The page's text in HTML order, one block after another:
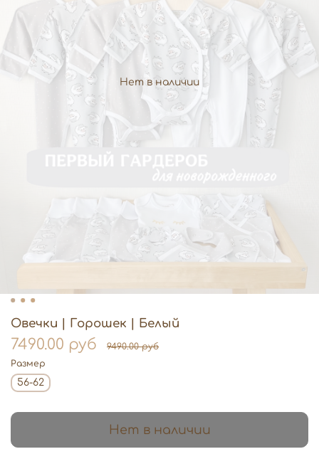
Нет в наличии
Овечки | Горошек | Белый
7490.00 руб
9490.00 руб
Размер
56-62
Нет в наличии